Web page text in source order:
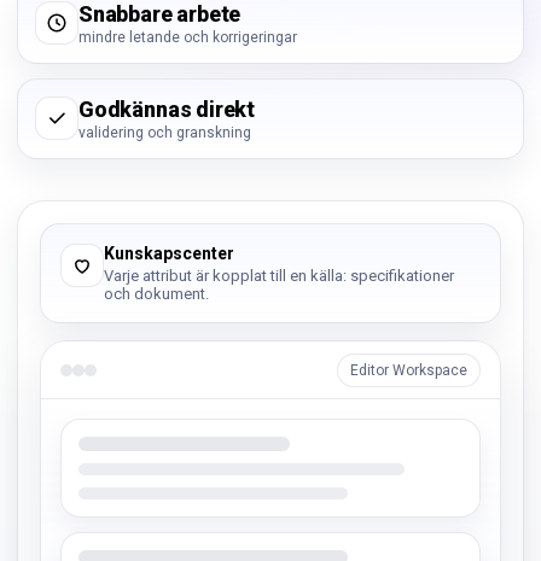
Snabbare arbete
mindre letande och korrigeringar
Godkännas direkt
validering och granskning
Kunskapscenter
Varje attribut är kopplat till en källa: specifikationer
och dokument.
Editor Workspace